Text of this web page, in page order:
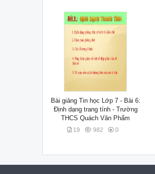
Bài giảng Tin học Lớp 7 - Bài 6:
Định dạng trang tính - Trường
THCS Quách Văn Phẩm
19 982 0